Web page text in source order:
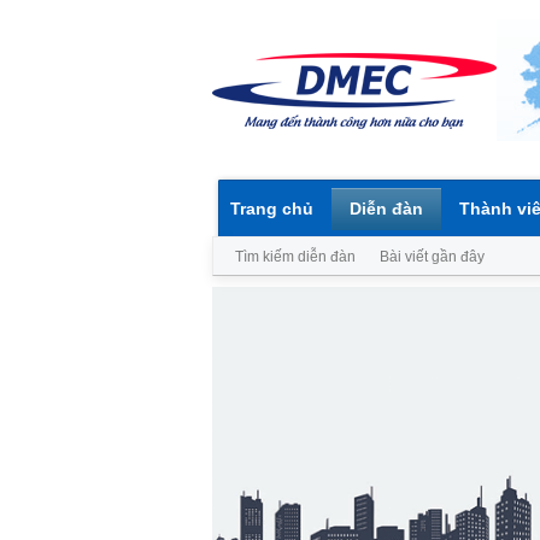
Trang chủ Diễn đàn
Tìm kiếm diễn đàn Bài viết gần đây
Thành